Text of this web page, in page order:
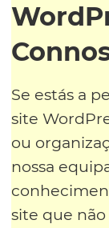
Se estás a
site
ou
nossa
site que